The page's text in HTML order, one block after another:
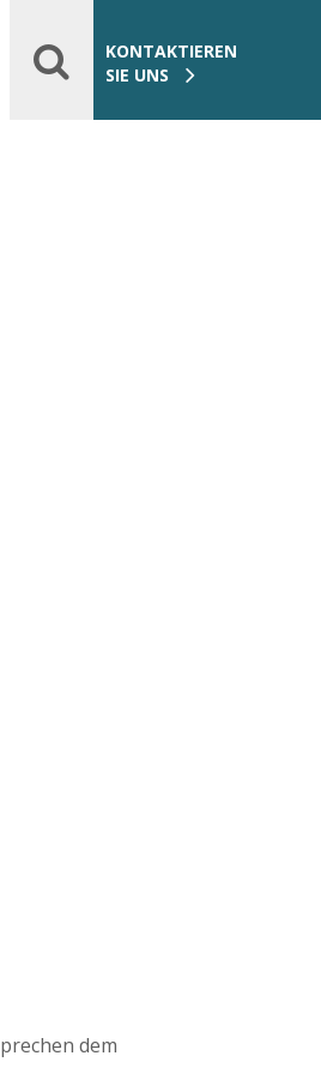
KONTAKTIEREN
SIE UNS
dem